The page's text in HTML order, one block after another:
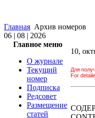
Главная Архив номеров
06 | 08 | 2026
Главное меню
О журнале
Текущий
номер
Подписка
Редсовет
Размещение
статей
10,
Для
For